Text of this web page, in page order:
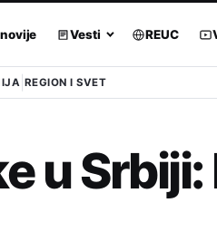
Vesti REUC
REGION I SVET
u Srbiji: